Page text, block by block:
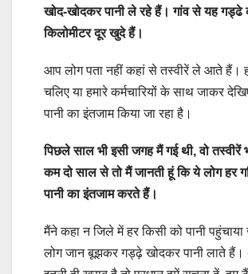
खोद-खोदकर पानी ले रहे हैं। गांव से यह गड्ढे
किलोमीटर दूर खुदे हैं।
आप लोग पता नहीं कहां से तस्वीरें ले आते हैं।
चलिए या हमारे कर्मचारियों के साथ जाकर
पानी का इंतजाम किया जा रहा है।
पिछले साल भी इसी जगह मैं गई थी, वो
कम दो साल से तो मैं जानती हूं कि ये लोग हर
पानी का इंतजाम करते हैं।
मैंने कहा न जिले में हर किसी को पानी पहुंचाया
लोग जान बूझकर गड्ढ़े खोदकर पानी लाते हैं।